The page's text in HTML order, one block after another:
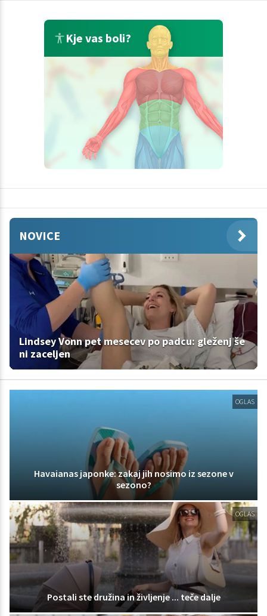
Kje vas boli?
NOVICE
Lindsey Vonn pet mesecev po padcu: gleženj še
ni zaceljen
OGLAS
Havaianas japonke: zakaj jih nosimo iz sezone v
sezono?
OGLAS
Postali ste družina in življenje ... teče dalje